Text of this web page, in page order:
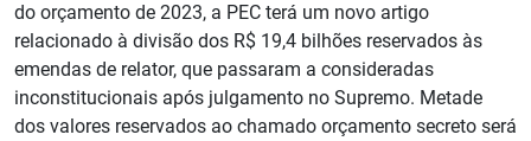
do orçamento de 2023, a PEC terá um novo artigo
relacionado à divisão dos R$ 19,4 bilhões reservados às
emendas de relator, que passaram a consideradas
inconstitucionais após julgamento no Supremo. Metade
dos valores reservados ao chamado orçamento secreto será